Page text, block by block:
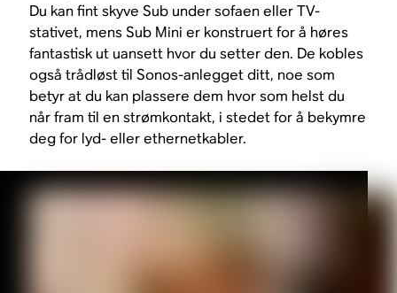
Du kan fint skyve Sub under sofaen eller TV-
stativet, mens Sub Mini er konstruert for å høres
fantastisk ut uansett hvor du setter den. De kobles
også trådløst til Sonos-anlegget ditt, noe som
betyr at du kan plassere dem hvor som helst du
når fram til en strømkontakt, i stedet for å bekymre
deg for lyd- eller ethernetkabler.